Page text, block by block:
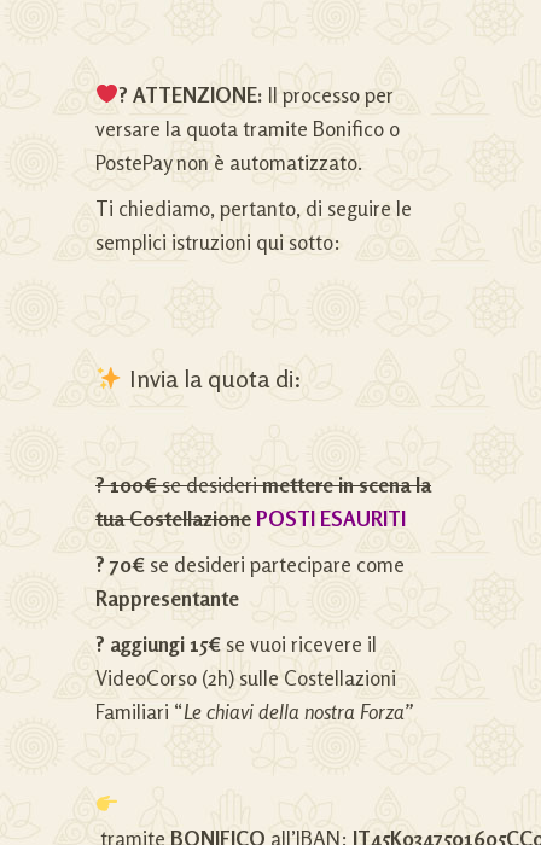
? ATTENZIONE:Il processo per
versare la quota tramite Bonifico o
PostePay non è automatizzato.
Ti chiediamo, pertanto, di seguire le
semplici istruzioni qui sotto:
Invia la quota di:
? 100€se desiderimettere in scena la
tua CostellazionePOSTI ESAURITI
? 70€ se desideri partecipare come
Rappresentante
? aggiungi 15€ se vuoi ricevere il
VideoCorso (2h) sulle Costellazioni
Familiari “Le chiavi della nostra Forza”
tramite BONIFICO all’IBAN: